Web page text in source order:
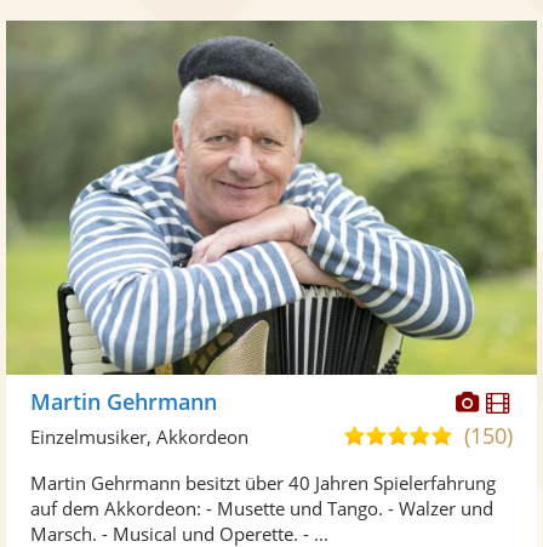
Fotos
Martin Gehrmann
5,0
5
(150)
Einzelmusiker, Akkordeon
Martin Gehrmann besitzt über 40 Jahren Spielerfahrung
auf dem Akkordeon: - Musette und Tango. - Walzer und
Marsch. - Musical und Operette. - ...